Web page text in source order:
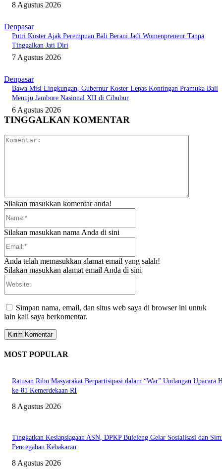
8 Agustus 2026
Denpasar
Putri Koster Ajak Perempuan Bali Berani Jadi Womenpreneur Tanpa
Tinggalkan Jati Diri
7 Agustus 2026
Denpasar
Bawa Misi Lingkungan, Gubernur Koster Lepas Kontingan Pramuka Bali
Menuju Jambore Nasional XII di Cibubur
6 Agustus 2026
TINGGALKAN KOMENTAR
Silakan masukkan komentar anda!
Silakan masukkan nama Anda di sini
Anda telah memasukkan alamat email yang salah!
Silakan masukkan alamat email Anda di sini
Simpan nama, email, dan situs web saya di browser ini untuk
lain kali saya berkomentar.
MOST POPULAR
Ratusan Ribu Masyarakat Berpartisipasi dalam “War” Undangan Upacara
ke-81 Kemerdekaan RI
8 Agustus 2026
Tingkatkan Kesiapsiagaan ASN, DPKP Buleleng Gelar Sosialisasi dan
Pencegahan Kebakaran
8 Agustus 2026